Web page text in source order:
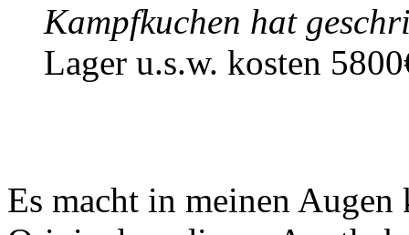
Kampfkuchen hat
Lager u.s.w. kosten
Es macht in meinen